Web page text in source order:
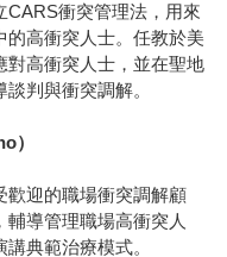
CARS衝突管理法，用來
高衝突人士。任教於美
對高衝突人士，並在聖地
判與衝突調解。
）
歡迎的職場衝突調解顧
導管理職場高衝突人
典範治療模式。